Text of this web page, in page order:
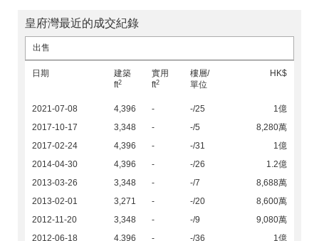
皇府灣最近的成交紀錄
出售
日期
建築
ft2
實用
ft2
樓層/
單位
HK$
2021-07-08 4,396 - -/25
1億
2017-10-17
3,348 - -/5
8,280萬
2017-02-24
4,396 - -/31
1億
2014-04-30
4,396 - -/26
1.2億
2013-03-26
3,348 - -/7
8,688萬
2013-02-01
3,271 - -/20
8,600萬
2012-11-20
3,348 - -/9
9,080萬
2012-06-18
4,396 - -/36
1億